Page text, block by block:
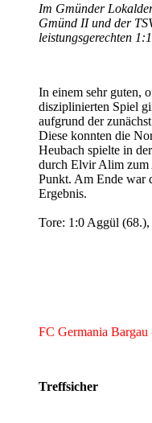
Im Gmünder
Gmünd II und der
leistungsgerechten
In einem sehr guten,
disziplinierten Spiel
aufgrund der
Diese konnten die
Heubach spielte in
durch Elvir Alim zum
Punkt. Am Ende war
Ergebnis.
Tore: 1:0 Aggül
FC Germania
Treffsicher